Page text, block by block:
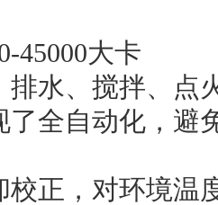
45000大卡
排水、搅拌、点
了全自动化，避
校正，对环境温